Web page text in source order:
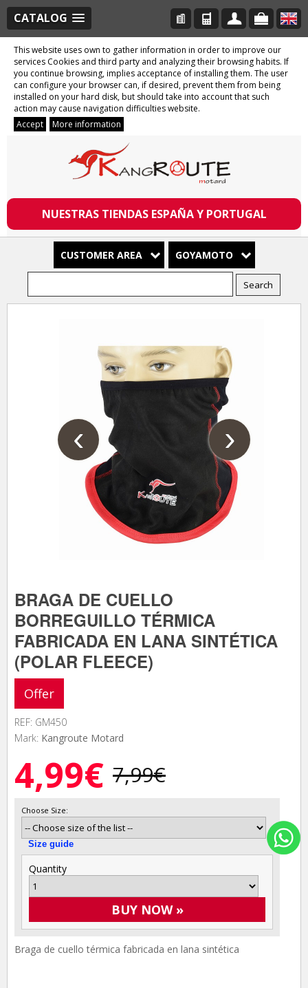
CATALOG
This website uses own to gather information in order to improve our
services Cookies and third party and analyzing their browsing habits. If
you continue browsing, implies acceptance of installing them. The user
can configure your browser can, if desired, prevent them from being
installed on your hard disk, but should take into account that such
action may cause navigation difficulties website.
Accept
More information
NUESTRAS TIENDAS ESPAÑA Y PORTUGAL
CUSTOMER AREA GOYAMOTO
‹ ›
BRAGA DE CUELLO
BORREGUILLO TÉRMICA
FABRICADA EN LANA SINTÉTICA
(POLAR FLEECE)
Offer
REF: GM450
Mark: Kangroute Motard
4,99€ 7,99€
Choose Size:
Size guide
Quantity
BUY NOW »
Braga de cuello térmica fabricada en lana sintética